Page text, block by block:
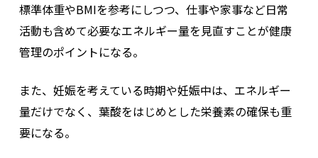
標準体重やBMIを参考にしつつ、仕事や家事など日常
活動も含めて必要なエネルギー量を見直すことが健康
管理のポイントになる。
また、妊娠を考えている時期や妊娠中は、エネルギー
量だけでなく、葉酸をはじめとした栄養素の確保も重
要になる。